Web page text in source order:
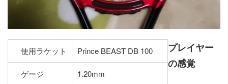
使用ラケット Prince BEAST DB 100
ゲージ 1.20mm
プレイヤー
の感覚